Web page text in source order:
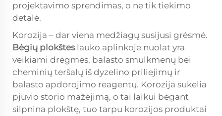
projektavimo sprendimas, o ne tik tiekimo
detalė.
Korozija – dar viena medžiagų susijusi grėsmė.
Bėgių plokštes lauko aplinkoje nuolat yra
veikiami drėgmės, balasto smulkmenų bei
cheminių teršalų iš dyzelino priliejimų ir
balasto apdorojimo reagentų. Korozija sukelia
pjūvio storio mažėjimą, o tai laikui bėgant
silpnina plokštę, tuo tarpu korozijos produktai